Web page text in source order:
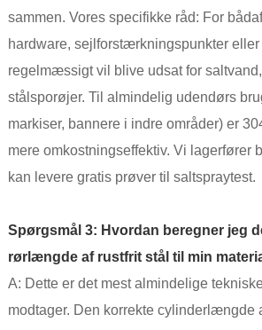
sammen. Vores specifikke råd: For
hardware, sejlforstærkningspunkter eller
regelmæssigt vil blive udsat for
stålsporøjer. Til almindelig udendørs
markiser, bannere i indre områder) er
mere omkostningseffektiv. Vi lagerfører
kan levere gratis prøver til saltspraytest.
Spørgsmål 3: Hvordan beregner jeg
rørlængde af rustfrit stål til min
A: Dette er det mest almindelige
modtager. Den korrekte cylinderlængde